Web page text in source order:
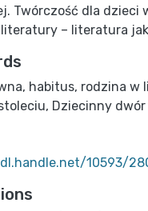
Twórczość dla dzieci
– literatura
, habitus, rodzina w
, Dziecinny dwór
10593/